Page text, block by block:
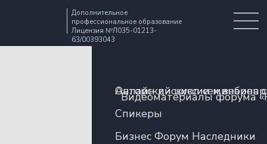
Дополнительное
профессиональное образование
Лицензия №Л035-01213-
63/00393043
Спикеры
Бизнес Форум Наследники
Авторский цикл семинаров
Онлайн дискуссии и
Видеоматериалы форума